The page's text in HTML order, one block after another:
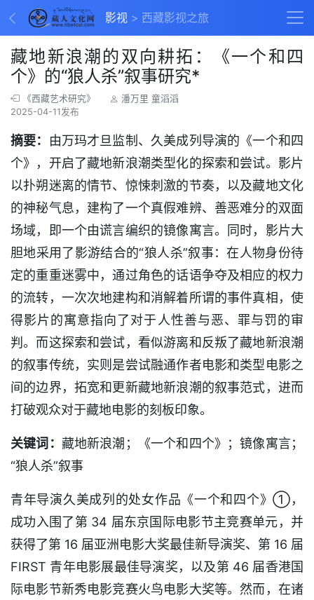
影视 西藏影视之旅
藏地新浪潮的双向耕拓：《一个和四
个》的“狼人杀”叙事研究*
《西藏艺术研究》
潘万里 童滔滔
2025-04-11发布
摘要：
由万玛才旦监制、久美成列导演的《一个和四
个》，开启了藏地新浪潮类型化的探索和尝试。影片
以扑朔迷离的情节、惊悚刺激的节奏，以及藏地文化
的神秘气息，建构了一个真假难辨、善恶难分的双面
场域，即一个由谎言编织的镜像寓言。同时，影片大
胆地采用了影游结合的“狼人杀”叙事：在人物身份待
定的重重迷雾中，通过角色的话语争夺及相应的权力
的流转，一次次地建构和消解着所谓的事件真相，使
得影片的寓意指向了对于人性善与恶、罪与罚的审
判。而这探索和尝试，看似游离和反叛了藏地新浪潮
的叙事传统，实则是尝试融通作者电影和类型电影之
间的边界，拓宽和更新藏地新浪潮的叙事范式，进而
打破观众对于藏地电影的刻板印象。
关键词： 藏地新浪潮；《一个和四个》；镜像寓言；
“狼人杀”叙事
青年导演久美成列的处女作品《一个和四个》①，
成功入围了第 34 届东京国际电影节主竞赛单元，并
获得了第 16 届亚洲电影大奖最佳新导演奖、第 16 届
FIRST 青年电影展最佳导演奖，以及第 46 届香港国
际电影节新秀电影竞赛火鸟电影大奖等。然而，在诸